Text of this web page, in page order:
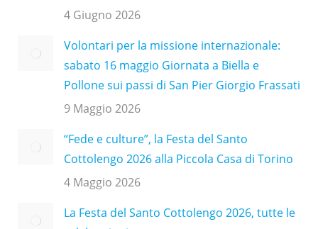
4 Giugno 2026
Volontari per la missione internazionale:
sabato 16 maggio Giornata a Biella e
Pollone sui passi di San Pier Giorgio Frassati
9 Maggio 2026
“Fede e culture”, la Festa del Santo
Cottolengo 2026 alla Piccola Casa di Torino
4 Maggio 2026
La Festa del Santo Cottolengo 2026, tutte le